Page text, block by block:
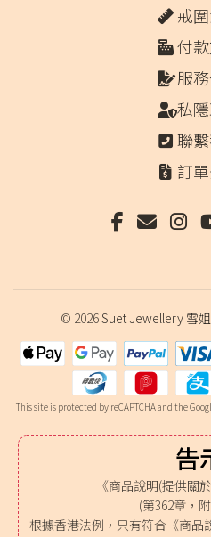
戒
付
服
私
聯
訂
© 2026Suet Jewellery 雪
This site is protected by reCAPTCHA and the
告
《商品說明(提供關
(第362章，
根據香港法例，只有符合《商品